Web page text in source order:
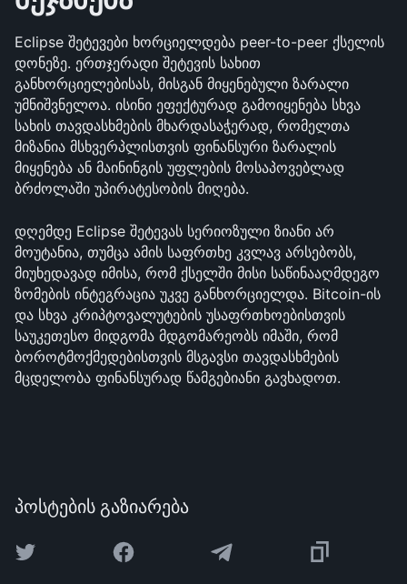
Eclipse შეტევები ხორციელდება peer-to-peer ქსელის
დონეზე. ერთჯერადი შეტევის სახით
განხორციელებისას, მისგან მიყენებული ზარალი
უმნიშვნელოა. ისინი ეფექტურად გამოიყენება სხვა
სახის თავდასხმების მხარდასაჭერად, რომელთა
მიზანია მსხვერპლისთვის ფინანსური ზარალის
მიყენება ან მაინინგის უფლების მოსაპოვებლად
ბრძოლაში უპირატესობის მიღება.
დღემდე Eclipse შეტევას სერიოზული ზიანი არ
მოუტანია, თუმცა ამის საფრთხე კვლავ არსებობს,
მიუხედავად იმისა, რომ ქსელში მისი საწინააღმდეგო
ზომების ინტეგრაცია უკვე განხორციელდა. Bitcoin-ის
და სხვა კრიპტოვალუტების უსაფრთხოებისთვის
საუკეთესო მიდგომა მდგომარეობს იმაში, რომ
ბოროტმოქმედებისთვის მსგავსი თავდასხმების
მცდელობა ფინანსურად წამგებიანი გავხადოთ.
პოსტების გაზიარება